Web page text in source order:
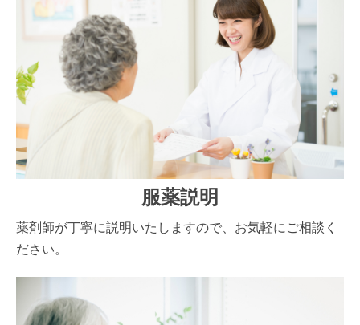
服薬説明
薬剤師が丁寧に説明いたしますので、お気軽にご相談く
ださい。